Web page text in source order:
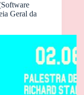
Geral da